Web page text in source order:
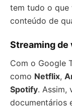
tem tudo o que
conteúdo de
Streaming de
Com o Google
como Netflix,
Spotify. Assim,
documentários